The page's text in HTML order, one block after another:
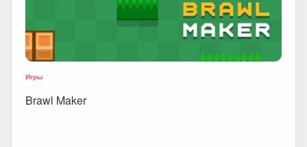
Игры
Brawl Maker